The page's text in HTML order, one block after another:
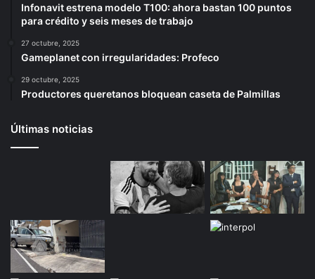
Infonavit estrena modelo T100: ahora bastan 100 puntos
para crédito y seis meses de trabajo
27 octubre, 2025
Gameplanet con irregularidades: Profeco
29 octubre, 2025
Productores queretanos bloquean caseta de Palmillas
Últimas noticias